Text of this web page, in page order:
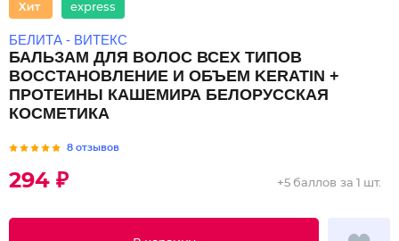
express
БЕЛИТА - ВИТЕКС
БАЛЬЗАМ ДЛЯ ВОЛОС ВСЕХ ТИПОВ
ВОССТАНОВЛЕНИЕ И ОБЪЕМ KERATIN +
ПРОТЕИНЫ КАШЕМИРА БЕЛОРУССКАЯ
КОСМЕТИКА
8 отзывов
294 ₽ +5 баллов за 1 шт.